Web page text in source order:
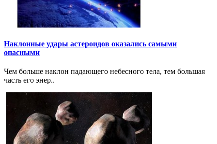
Наклонные удары астероидов оказались самыми
опасными
Чем больше наклон падающего небесного тела, тем большая
часть его энер..